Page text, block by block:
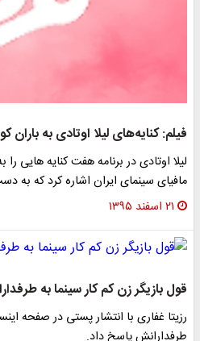
فیلم: کنایه‌های لیلا اوتادی به باران
لیلا اوتادی در برنامه هفت کنایه هایی
مافیای سینمای ایران اشاره کرد که به
۲۱ اسفند ۱۳۹۵
قول بازیگر زن کم کار سینما به
رزیتا غفاری با انتشار پستی در صفحه